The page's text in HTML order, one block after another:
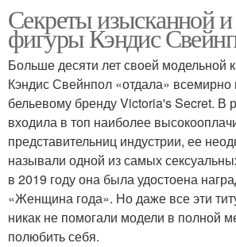
Секреты изысканной и
фигуры Кэндис
Больше десяти лет своей модельной
Кэндис Свейнпол «отдала» всемирно
бельевому бренду Victoria's Secret. В
входила в топ наиболее
представительниц индустрии, ее
называли одной из самых
в 2019 году она была удостоена
«Женщина года». Но даже все эти
никак не помогали модели в полной
полюбить себя.